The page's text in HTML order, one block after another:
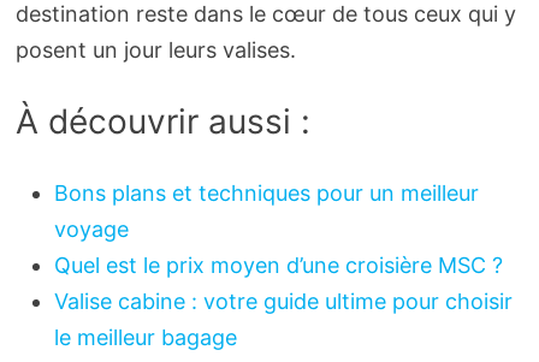
destination reste dans le cœur de tous ceux qui y
posent un jour leurs valises.
À découvrir aussi :
Bons plans et techniques pour un meilleur
voyage
Quel est le prix moyen d’une croisière MSC ?
Valise cabine : votre guide ultime pour choisir
le meilleur bagage